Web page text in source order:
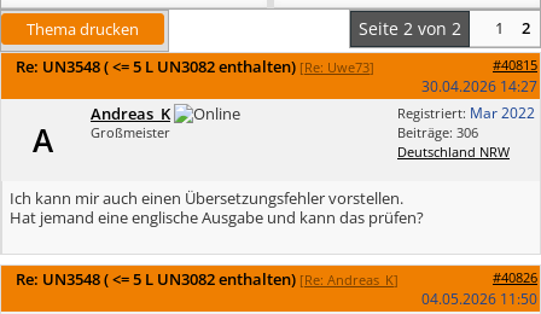
Thema drucken Seite 2 von 2 1
2
Re: UN3548 ( <= 5 L UN3082 enthalten) [Re: Uwe73] #40815
30.04.2026 14:27
Registriert: Mar 2022
Beiträge: 306
Deutschland NRW
A
Andreas_K
Großmeister
Ich kann mir auch einen Übersetzungsfehler vorstellen.
Hat jemand eine englische Ausgabe und kann das prüfen?
Re: UN3548 ( <= 5 L UN3082 enthalten) [Re: Andreas_K] #40826
04.05.2026 11:50